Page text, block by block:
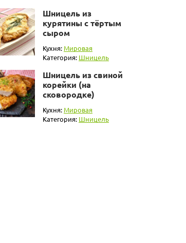
Шницель из
курятины с тёртым
сыром
Кухня: Мировая
Категория: Шницель
Шницель из свиной
корейки (на
сковородке)
Кухня: Мировая
Категория: Шницель